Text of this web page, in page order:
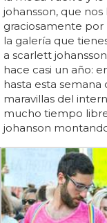
johansson, que
graciosamente
la galería que
a scarlett
hace casi un año:
hasta esta
maravillas del
mucho tiempo
johanson